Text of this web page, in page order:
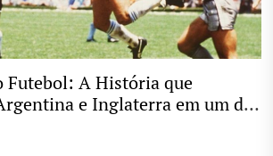
Futebol: A História que
e Inglaterra em um dos
das Copas